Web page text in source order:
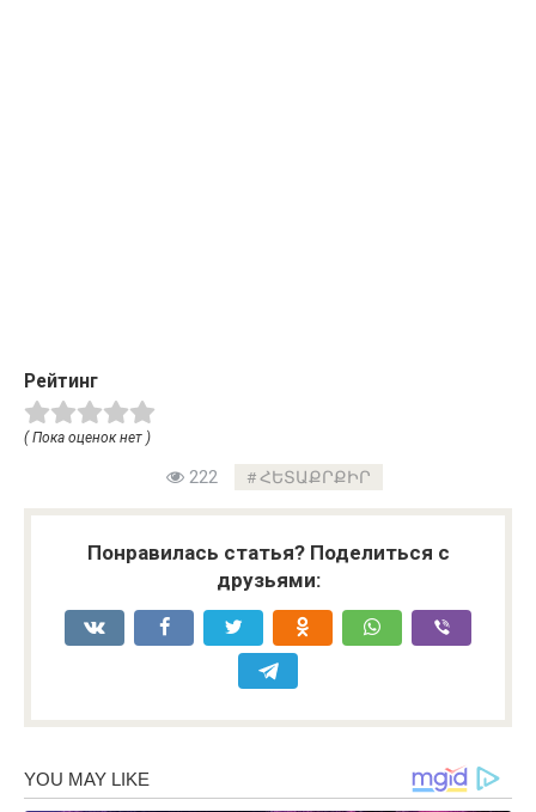
Рейтинг
( Пока оценок нет )
222 ՀԵՏԱՔՐՔԻՐ
Понравилась статья? Поделиться с
друзьями: